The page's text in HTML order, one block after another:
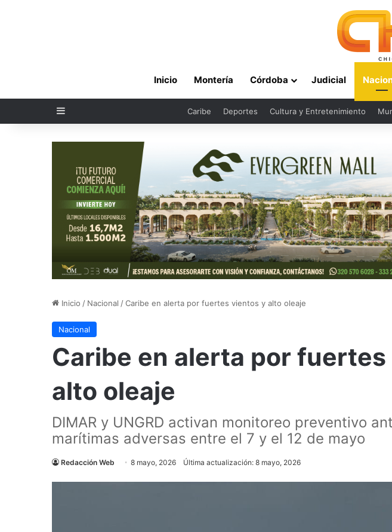
Inicio Montería Córdoba Judicial
Sidebar Caribe Deportes Cultura y Entretenimiento
Inicio / Nacional /Caribe en alerta por fuertes vientos y alto oleaje
Nacional
Caribe en alerta por
alto oleaje
DIMAR y UNGRD activan monitoreo preventivo
marítimas adversas entre el 7 y el 12 de mayo
Redacción Web 8 mayo, 2026 Última actualización: 8 mayo, 2026